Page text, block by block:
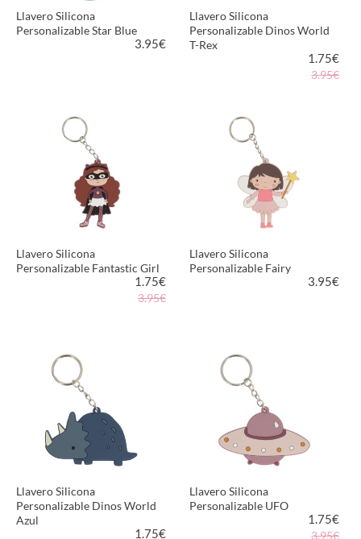
Llavero Silicona
Personalizable Star Blue
3.95€
Llavero Silicona
Personalizable Dinos World
T-Rex
1.75€
3.95€
Llavero Silicona
Personalizable Fantastic Girl
1.75€
3.95€
Llavero Silicona
Personalizable Fairy
3.95€
Llavero Silicona
Personalizable Dinos World
Azul
1.75€
Llavero Silicona
Personalizable UFO
1.75€
3.95€